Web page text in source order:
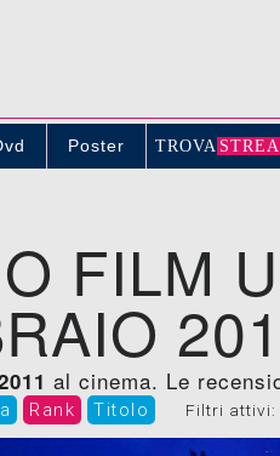
Poster TROVA
FILM
al cinema. Le
Rank Titolo Filtri attivi: